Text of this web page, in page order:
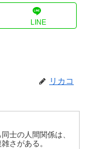
LINE
リカコ
士の人間関係は、
さがある。